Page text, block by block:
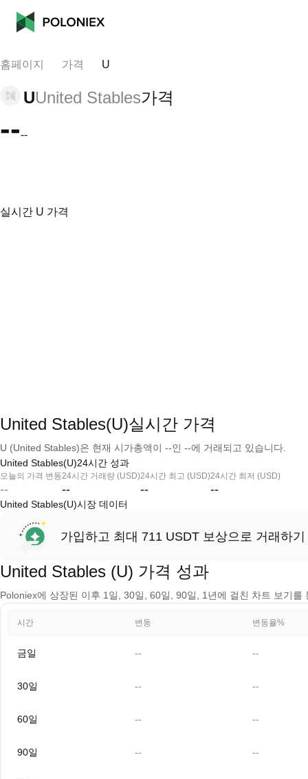
홈페이지 가격 U
UUnited Stables가격
----
실시간 U 가격
United Stables(U)실시간 가격
U (United Stables)은 현재 시가총액이 --인 --에 거래되고 있습니다.
United Stables(U)24시간 성과
오늘의 가격 변동
--
24시간 거래량 (USD)
--
24시간 최고 (USD)
--
24시간 최저 (USD)
--
United Stables(U)시장 데이터
가입하고 최대 711 USDT 보상으로 거래하기
United Stables (U) 가격 성과
Poloniex에 상장된 이후 1일, 30일, 60일, 90일, 1년에 걸친 차트 보기
시간 변동 변동율%
금일 -- --
30일 -- --
60일 -- --
90일 -- --